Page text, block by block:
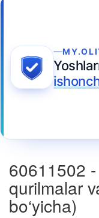
60611502
qurilmalar
bo‘yicha)